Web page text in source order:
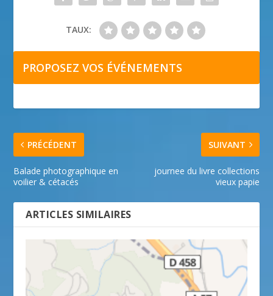
TAUX:
PROPOSEZ VOS ÉVÉNEMENTS
PRÉCÉDENT
Balade photographique en
voilier & cétacés
SUIVANT
journee du livre collections
vieux papie
ARTICLES SIMILAIRES